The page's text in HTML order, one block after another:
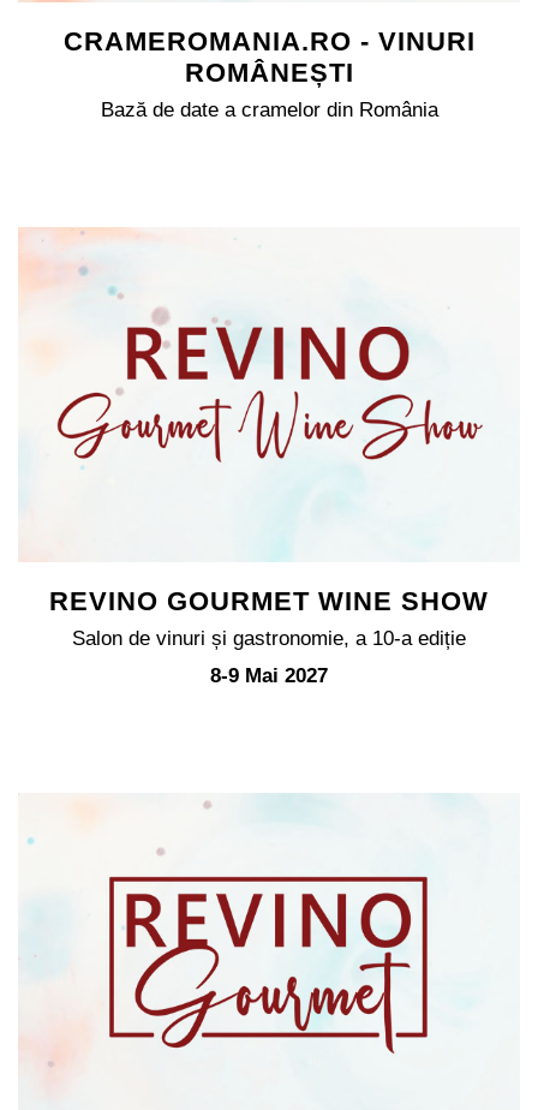
CRAMEROMANIA.RO - VINURI
ROMÂNEȘTI
Bază de date a cramelor din România
REVINO GOURMET WINE SHOW
Salon de vinuri și gastronomie, a 10-a ediție
8-9 Mai 2027